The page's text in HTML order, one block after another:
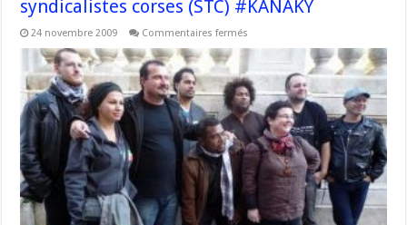
syndicalistes corses (STC) #KANAKY
24 novembre 2009 Commentaires fermés
la
relaxe
pour
les
syndicalistes
corses
(STC)
#KANAKY